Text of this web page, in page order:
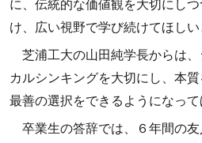
に、伝統的な価値観を大切にし
け、広い視野で学び続けてほしい
芝浦工大の山田純学長からは、
カルシンキングを大切にし、本
最善の選択をできるようになって
卒業生の答辞では、６年間の友